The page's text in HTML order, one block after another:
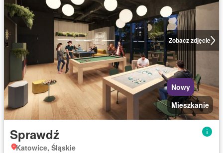
Zobacz zdjęcie
Nowy
Mieszkanie
Sprawdź
Katowice, Śląskie